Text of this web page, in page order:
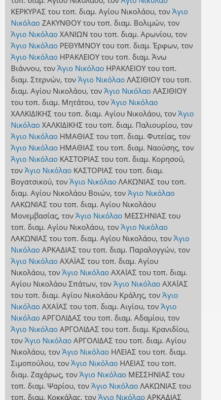
ΚΕΡΚΥΡΑΣ του τοπ. διαμ. Αγίου Νικολάου, τον Άγιο
Νικόλαο ΖΑΚΥΝΘΟΥ του τοπ. διαμ. Βολιμών, τον
Άγιο Νικόλαο ΧΑΝΙΩΝ του τοπ. διαμ. Αρωνίου, τον
Άγιο Νικόλαο ΡΕΘΥΜΝΟΥ του τοπ. διαμ. Έρφων, τον
Άγιο Νικόλαο ΗΡΑΚΛΕΙΟΥ του τοπ. διαμ. Άνω
Βιάννου, τον Άγιο Νικόλαο ΗΡΑΚΛΕΙΟΥ του τοπ.
διαμ. Στερνών, τον Άγιο Νικόλαο ΛΑΣΙΘΙΟΥ του τοπ.
διαμ. Αγίου Νικολάου, τον Άγιο Νικόλαο ΛΑΣΙΘΙΟΥ
του τοπ. διαμ. Μητάτου, τον Άγιο Νικόλαο
ΧΑΛΚΙΔΙΚΗΣ του τοπ. διαμ. Αγίου Νικολάου, τον Άγιο
Νικόλαο ΧΑΛΚΙΔΙΚΗΣ του τοπ. διαμ. Παλιουρίου, τον
Άγιο Νικόλαο ΗΜΑΘΙΑΣ του τοπ. διαμ. Φυτείας, τον
Άγιο Νικόλαο ΗΜΑΘΙΑΣ του τοπ. διαμ. Ναούσης, τον
Άγιο Νικόλαο ΚΑΣΤΟΡΙΑΣ του τοπ. διαμ. Κορησού,
τον Άγιο Νικόλαο ΚΑΣΤΟΡΙΑΣ του τοπ. διαμ.
Βογατσικού, τον Άγιο Νικόλαο ΛΑΚΩΝΙΑΣ του τοπ.
διαμ. Αγίου Νικολάου Βοιών, τον Άγιο Νικόλαο
ΛΑΚΩΝΙΑΣ του τοπ. διαμ. Αγίου Νικολάου
Μονεμβασίας, τον Άγιο Νικόλαο ΜΕΣΣΗΝΙΑΣ του
τοπ. διαμ. Αγίου Νικολάου, τον Άγιο Νικόλαο
ΛΑΚΩΝΙΑΣ του τοπ. διαμ. Αγίου Νικολάου, τον Άγιο
Νικόλαο ΑΡΚΑΔΙΑΣ του τοπ. διαμ. Παραλογγών, τον
Άγιο Νικόλαο ΑΧΑΪΑΣ του τοπ. διαμ. Αγίου
Νικολάου, τον Άγιο Νικόλαο ΑΧΑΪΑΣ του τοπ. διαμ.
Αγίου Νικολάου Σπάτων, τον Άγιο Νικόλαο ΑΧΑΪΑΣ
του τοπ. διαμ. Αγίου Νικολάου Κράλης, τον Άγιο
Νικόλαο ΑΧΑΪΑΣ του τοπ. διαμ. Αιγίου, τον Άγιο
Νικόλαο ΑΡΓΟΛΙΔΑΣ του τοπ. διαμ. Αδαμίου, τον
Άγιο Νικόλαο ΑΡΓΟΛΙΔΑΣ του τοπ. διαμ. Κρανιδίου,
τον Άγιο Νικόλαο ΑΡΓΟΛΙΔΑΣ του τοπ. διαμ. Αγίου
Νικολάου, τον Άγιο Νικόλαο ΗΛΕΙΑΣ του τοπ. διαμ.
Σιμοπούλου, τον Άγιο Νικόλαο ΗΛΕΙΑΣ του τοπ.
διαμ. Ζαχάρως, τον Άγιο Νικόλαο ΜΕΣΣΗΝΙΑΣ του
τοπ. διαμ. Ψαρίου, τον Άγιο Νικόλαο ΛΑΚΩΝΙΑΣ του
τοπ. διαμ. Κοκκάλας, τον Άγιο Νικόλαο ΑΡΚΑΔΙΑΣ